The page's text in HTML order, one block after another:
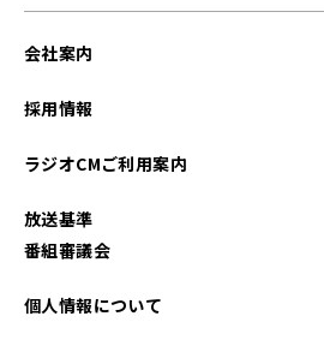
2024年04月
会社案内
採用情報
ラジオCMご利用案内
放送基準
番組審議会
個人情報について